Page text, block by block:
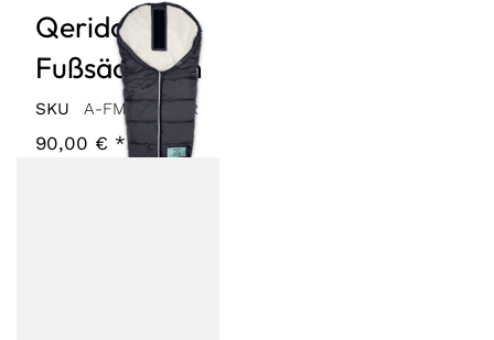
Qeridoo
Fußsäckchen
SKU A-FM10-23-GR
90,00 € *